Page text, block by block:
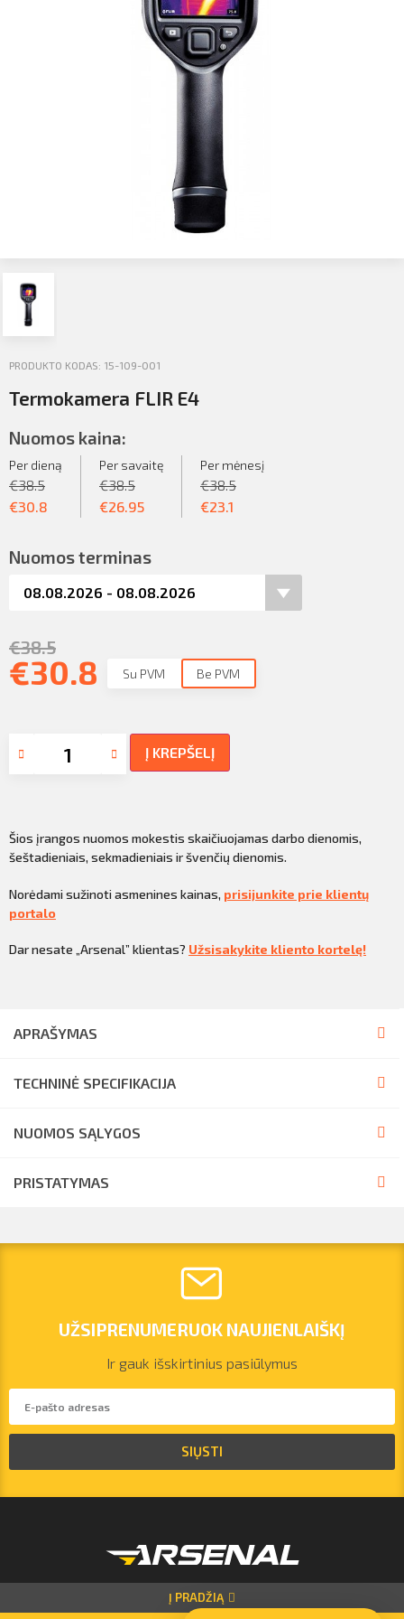
vilnius@arsenalrent.com
Lietuva Latvija
SIŲSTI
PRODUKTO KODAS: 15-109-001
Termokamera FLIR E4
Nuomos kaina:
Per dieną
€38.5
€30.8
Per savaitę
€38.5
€26.95
Per mėnesį
€38.5
€23.1
Nuomos terminas
€38.5
€30.8 Su PVM Be PVM
Į KREPŠELĮ
Šios įrangos nuomos mokestis skaičiuojamas darbo dienomis,
šeštadieniais, sekmadieniais ir švenčių dienomis.
Norėdami sužinoti asmenines kainas, prisijunkite prie klientų
portalo
Dar nesate „Arsenal” klientas? Užsisakykite kliento kortelę!
APRAŠYMAS
TECHNINĖ SPECIFIKACIJA
NUOMOS SĄLYGOS
PRISTATYMAS
UŽSIPRENUMERUOK NAUJIENLAIŠKĮ
Ir gauk išskirtinius pasiūlymus
SIŲSTI
Į PRADŽIĄ